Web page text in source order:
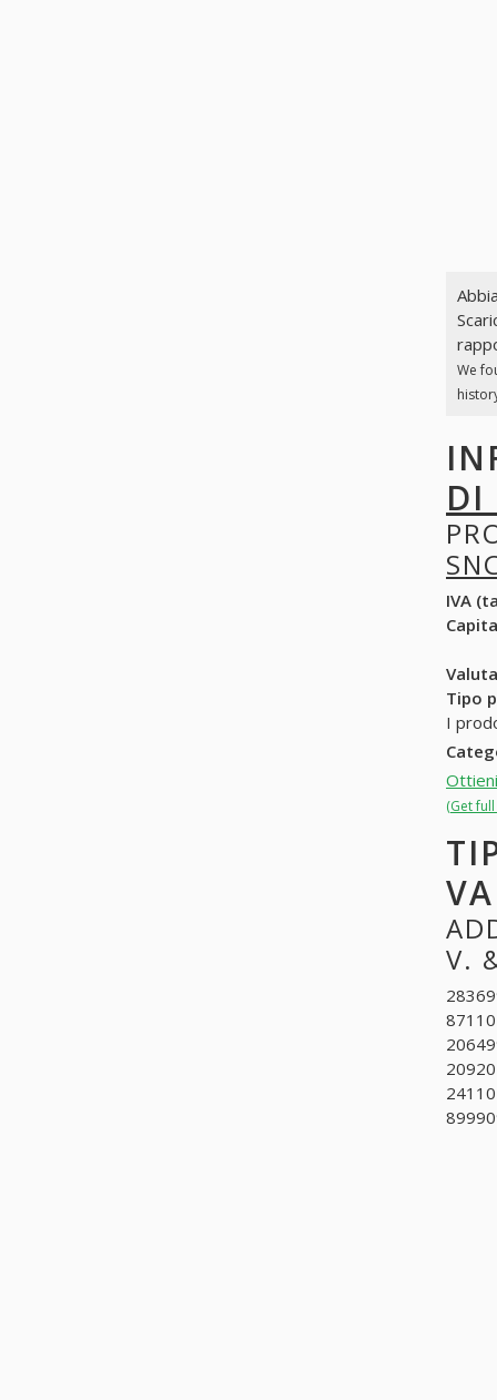
We
DI
IVA
Tipo
I
(Get
V.